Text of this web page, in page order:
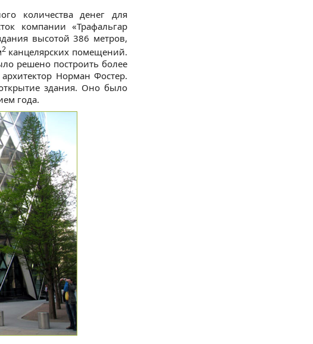
количества денег для
компании «Трафальгар
высотой 386 метров,
2канцелярских помещений.
решено построить более
Норман Фостер.
здания. Оно было
года.